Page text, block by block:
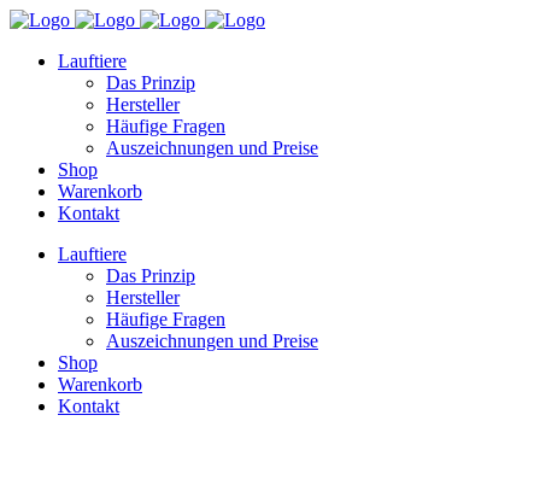
Lauftiere
Das Prinzip
Hersteller
Häufige Fragen
Auszeichnungen und Preise
Shop
Warenkorb
Kontakt
Lauftiere
Das Prinzip
Hersteller
Häufige Fragen
Auszeichnungen und Preise
Shop
Warenkorb
Kontakt